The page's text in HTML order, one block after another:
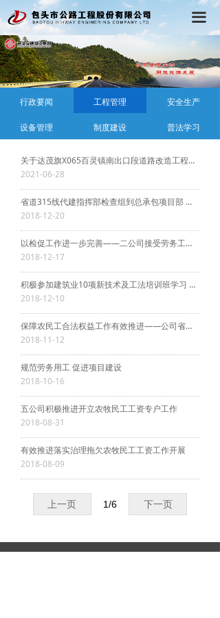
끀
首页
公司概况
党建工作
行政工作
工程动态
在线学习
关于达茂旗X065百灵镇南出口段道路改造工程项目 实行单一来源采购方式的公告
2021-06-28
省道315线代建指挥部检查组到总承包项目部 进行农牧民工工资支付情况专项检查
2018-12-20
以检促工作进一步完善——二公司接受劳务工资的检查
2018-12-17
积极参加建筑业10项新技术及工法培训班学习 有效提升工程技术人员业务水平
2018-12-10
保障农民工合法权益工作有效推进——公司省道315线二分部在施工一线为农民工办理工资卡
2018-11-12
规范劳务用工 促进项目建设
2018-10-16
五公司积极推进开立农牧民工工资专户工作
2018-08-31
有效推进落实治理拖欠农牧民工工资工作开展
2018-08-09
上一页 下一页
1/6
行政要闻 工程管理 安全生产
设备管理 制度建设 普法学习